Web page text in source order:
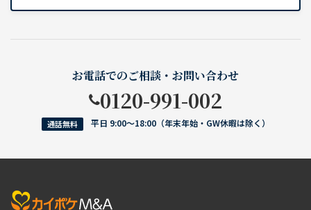
お電話でのご相談・お問い合わせ
0120-991-002
通話無料 平日 9:00〜18:00（年末年始・GW休暇は除く）